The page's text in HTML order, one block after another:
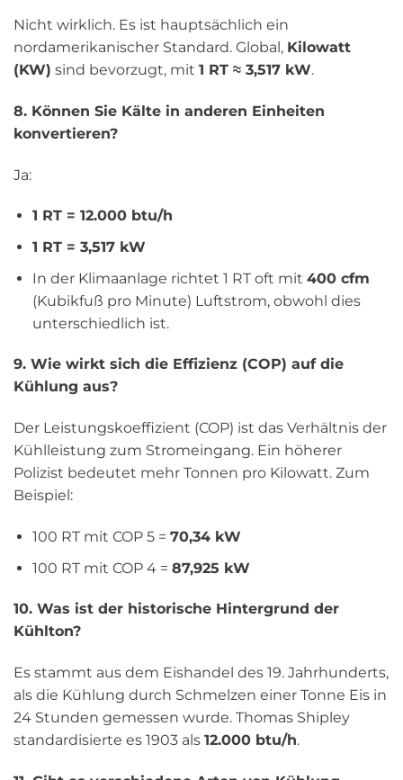
Nicht wirklich. Es ist hauptsächlich ein
nordamerikanischer Standard. Global, Kilowatt
(KW) sind bevorzugt, mit 1 RT ≈ 3,517 kW.
8. Können Sie Kälte in anderen Einheiten
konvertieren?
Ja:
1 RT = 12.000 btu/h
1 RT = 3,517 kW
In der Klimaanlage richtet 1 RT oft mit 400 cfm
(Kubikfuß pro Minute) Luftstrom, obwohl dies
unterschiedlich ist.
9. Wie wirkt sich die Effizienz (COP) auf die
Kühlung aus?
Der Leistungskoeffizient (COP) ist das Verhältnis der
Kühlleistung zum Stromeingang. Ein höherer
Polizist bedeutet mehr Tonnen pro Kilowatt. Zum
Beispiel:
100 RT mit COP 5 = 70,34 kW
100 RT mit COP 4 = 87,925 kW
10. Was ist der historische Hintergrund der
Kühlton?
Es stammt aus dem Eishandel des 19. Jahrhunderts,
als die Kühlung durch Schmelzen einer Tonne Eis in
24 Stunden gemessen wurde. Thomas Shipley
standardisierte es 1903 als 12.000 btu/h.